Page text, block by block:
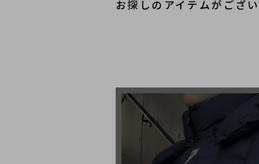
お探しのアイテムがござ